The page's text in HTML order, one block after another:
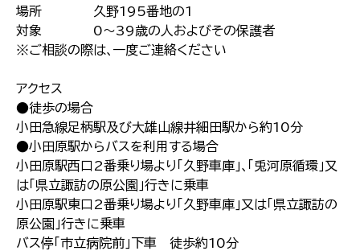
場所 久野195番地の1
対象 0～39歳の人およびその保護者
※ご相談の際は､一度ご連絡ください
アクセス
●徒歩の場合
小田急線足柄駅及び大雄山線井細田駅から約10分
●小田原駅からバスを利用する場合
小田原駅西口2番乗り場より｢久野車庫｣､｢兎河原循環｣又
は｢県立諏訪の原公園｣行きに乗車
小田原駅東口2番乗り場より｢久野車庫｣又は｢県立諏訪の
原公園｣行きに乗車
バス停｢市立病院前｣下車 徒歩約10分